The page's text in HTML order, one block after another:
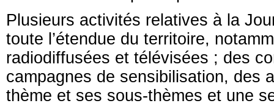
Plusieurs activités relatives à la
toute l’étendue du territoire,
radiodiffusées et télévisées ; des
campagnes de sensibilisation, des
thème et ses sous-thèmes et une